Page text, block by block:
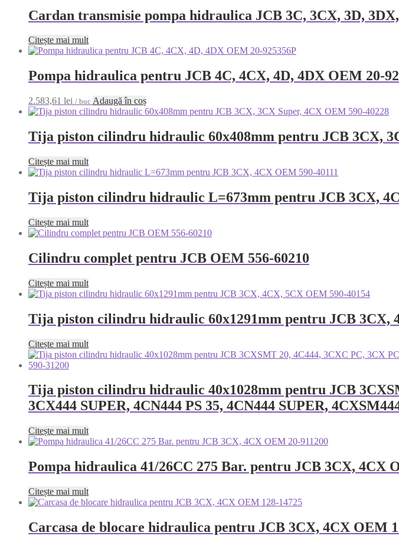
Cardan transmisie pompa hidraulica JCB 3C, 3CX, 3D,
Citește mai mult
Pompa hidraulica pentru JCB 4C, 4CX, 4D, 4DX OEM 20-
2.583,61 lei / buc Adaugă în coș
Tija piston cilindru hidraulic 60x408mm pentru JCB 3CX,
Citește mai mult
Tija piston cilindru hidraulic L=673mm pentru JCB 3CX,
Citește mai mult
Cilindru complet pentru JCB OEM 556-60210
Citește mai mult
Tija piston cilindru hidraulic 60x1291mm pentru JCB 3CX,
Citește mai mult
Tija piston cilindru hidraulic 40x1028mm pentru JCB
3CX444 SUPER, 4CN444 PS 35, 4CN444 SUPER,
Citește mai mult
Pompa hidraulica 41/26CC 275 Bar. pentru JCB 3CX, 4CX
Citește mai mult
Carcasa de blocare hidraulica pentru JCB 3CX, 4CX OEM